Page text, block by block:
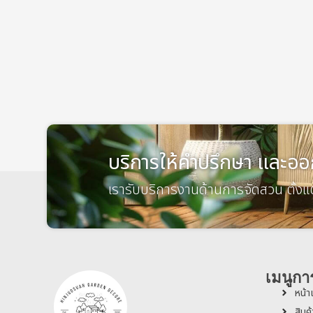
บริการให้คำปรึกษา และ
เรารับบริการงานด้านการจัดสวน ตั้
เมนูก
หน้